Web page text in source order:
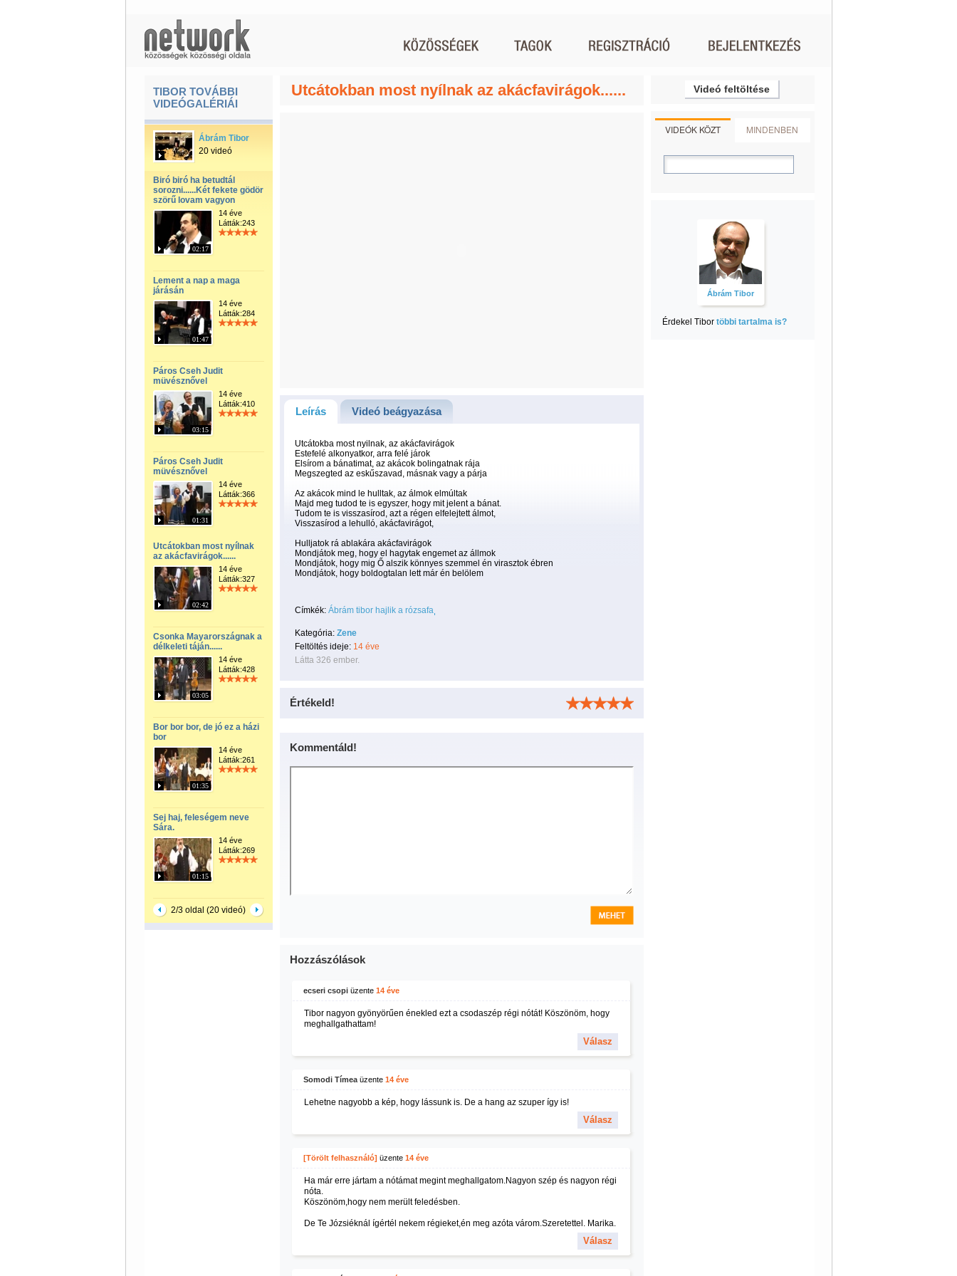
TIBOR TOVÁBBI
VIDEÓGALÉRIÁI
Ábrám Tibor
20 videó
Biró biró ha betudtál
sorozni......Két fekete gödör
szörű lovam vagyon
02:17
14 éve
Látták:243
Lement a nap a maga
járásán
01:47
14 éve
Látták:284
Páros Cseh Judit
müvésznővel
03:15
14 éve
Látták:410
Páros Cseh Judit
müvésznővel
01:31
14 éve
Látták:366
Utcátokban most nyílnak
az akácfavirágok......
02:42
14 éve
Látták:327
Csonka Mayarországnak a
délkeleti táján......
03:05
14 éve
Látták:428
Bor bor bor, de jó ez a házi
bor
01:35
14 éve
Látták:261
Sej haj, feleségem neve
Sára.
01:15
14 éve
Látták:269
2/3 oldal (20 videó)
Utcátokban most nyílnak az akácfavirágok......
Leírás Videó beágyazása
Utcátokba most nyilnak, az akácfavirágok
Estefelé alkonyatkor, arra felé járok
Elsírom a bánatimat, az akácok bolingatnak rája
Megszegted az eskűszavad, másnak vagy a párja
Az akácok mind le hulltak, az álmok elmúltak
Majd meg tudod te is egyszer, hogy mit jelent a bánat.
Tudom te is visszasírod, azt a régen elfelejtett álmot,
Visszasírod a lehulló, akácfavirágot,
Hulljatok rá ablakára akácfavirágok
Mondjátok meg, hogy el hagytak engemet az állmok
Mondjátok, hogy mig Ő alszik könnyes szemmel én virasztok ébren
Mondjátok, hogy boldogtalan lett már én belölem
Címkék: Ábrám tibor hajlik a rózsafa
Kategória: Zene
Feltöltés ideje: 14 éve
Látta 326 ember.
Értékeld!
Kommentáld!
Hozzászólások
ecseri csopiüzente 14 éve
Tibor nagyon gyönyörűen énekled ezt a csodaszép régi nótát! Köszönöm, hogy
meghallgathattam!
Válasz
Somodi Tímeaüzente 14 éve
Lehetne nagyobb a kép, hogy lássunk is. De a hang az szuper így is!
Válasz
[Törölt felhasználó] üzente 14 éve
Ha már erre jártam a nótámat megint meghallgatom.Nagyon szép és nagyon régi
nóta.
Köszönöm,hogy nem merült feledésben.
De Te Józsiéknál ígértél nekem régieket,én meg azóta várom.Szeretettel. Marika.
Válasz
Videó feltöltése
VIDEÓK KÖZT MINDENBEN
Ábrám Tibor
Érdekel Tibor többi tartalma is?